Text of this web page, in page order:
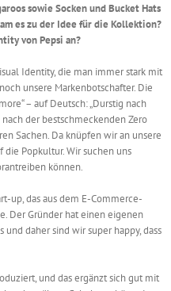
sowie Socken und Bucket Hats
es zu der Idee für die Kollektion?
von Pepsi an?
Identity, die man immer stark mit
unsere Markenbotschafter. Die
– auf Deutsch: „Durstig nach
der bestschmeckenden Zero
Sachen. Da knüpfen wir an unsere
die Popkultur. Wir suchen uns
können.
up, das aus dem E-Commerce-
Der Gründer hat einen eigenen
und daher sind wir super happy, dass
und das ergänzt sich gut mit